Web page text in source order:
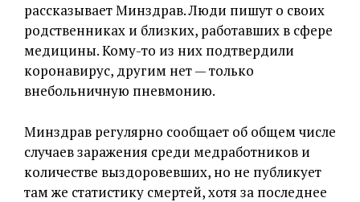
рассказывает Минздрав. Люди пишут о своих
родственниках и близких, работавших в сфере
медицины. Кому-то из них подтвердили
коронавирус, другим нет — только
внебольничную пневмонию.
Минздрав регулярно сообщает об общем числе
случаев заражения среди медработников и
количестве выздоровевших, но не публикует
там же статистику смертей, хотя за последнее